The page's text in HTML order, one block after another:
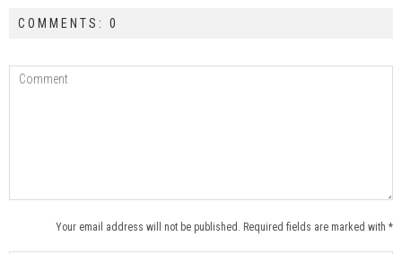
COMMENTS: 0
Your email address will not be published. Required fields are marked with *